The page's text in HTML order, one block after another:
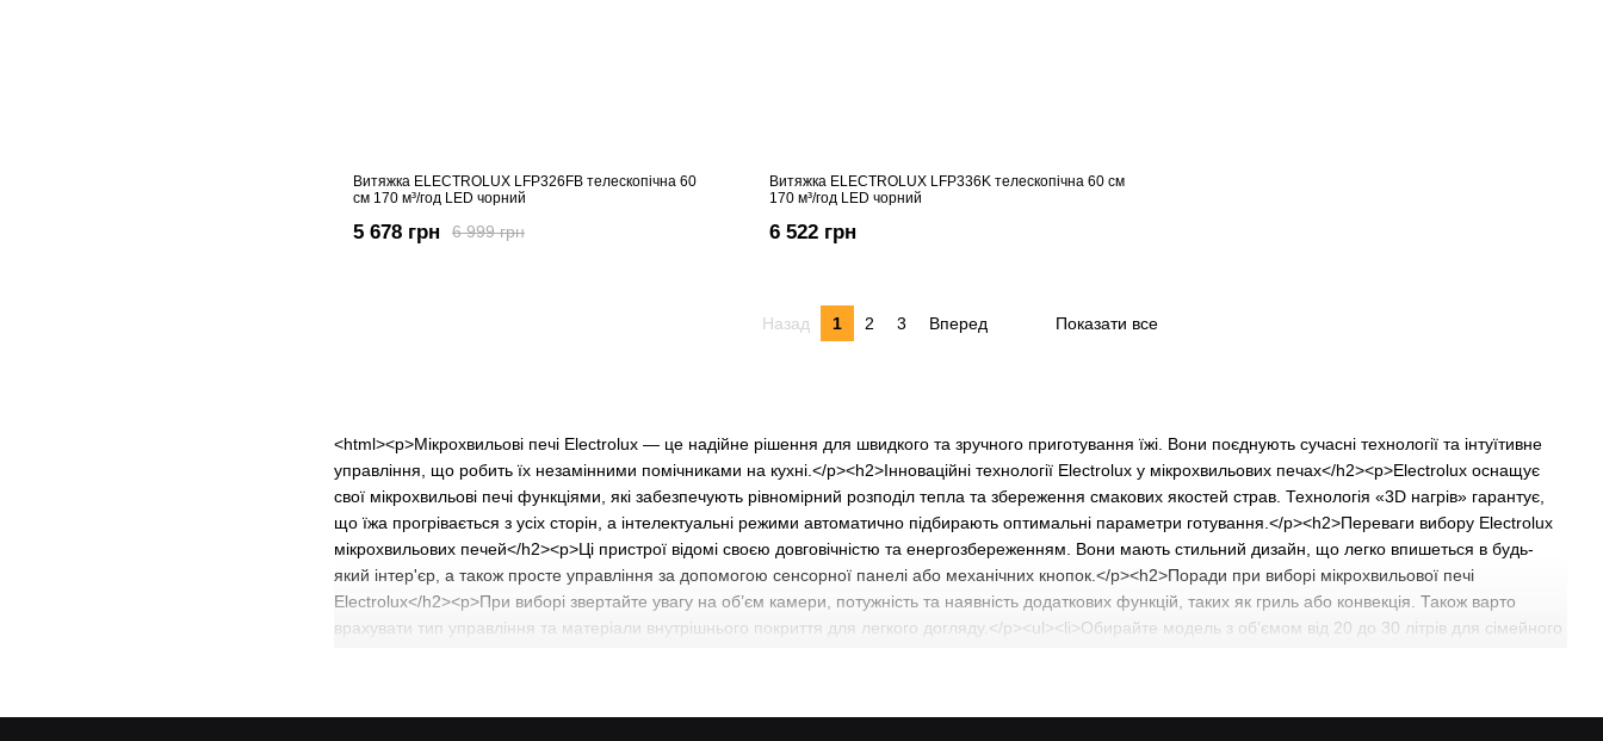
<html><p>Мікрохвильові печі Electrolux — це надійне рішення для швидкого та зручного приготування їжі. Вони поєднують сучасні технології та інтуїтивне
управління, що робить їх незамінними помічниками на кухні.</p><h2>Інноваційні технології Electrolux у мікрохвильових печах</h2><p>Electrolux оснащує
свої мікрохвильові печі функціями, які забезпечують рівномірний розподіл тепла та збереження смакових якостей страв. Технологія «3D нагрів» гарантує,
що їжа прогрівається з усіх сторін, а інтелектуальні режими автоматично підбирають оптимальні параметри готування.</p><h2>Переваги вибору Electrolux
мікрохвильових печей</h2><p>Ці пристрої відомі своєю довговічністю та енергозбереженням. Вони мають стильний дизайн, що легко впишеться в будь-
який інтер'єр, а також просте управління за допомогою сенсорної панелі або механічних кнопок.</p><h2>Поради при виборі мікрохвильової печі
Electrolux</h2><p>При виборі звертайте увагу на об’єм камери, потужність та наявність додаткових функцій, таких як гриль або конвекція. Також варто
врахувати тип управління та матеріали внутрішнього покриття для легкого догляду.</p><ul><li>Обирайте модель з об’ємом від 20 до 30 літрів для сімейного
Витяжка ELECTROLUX LFP326FB телескопічна 60
см 170 м³/год LED чорний
6 999 грн
5 678 грн
Витяжка ELECTROLUX LFP336K телескопічна 60 см
170 м³/год LED чорний
6 522 грн
Назад 1 2 3 Вперед Показати все